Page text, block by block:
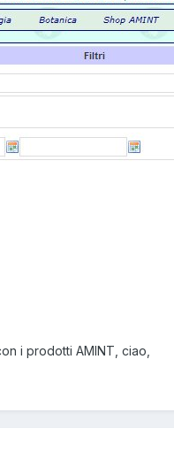
i prodotti AMINT, ciao,